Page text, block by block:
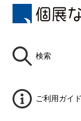
検索
ご利用ガイド